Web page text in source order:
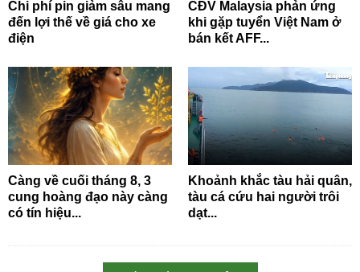
Chi phí pin giảm sâu mang
đến lợi thế về giá cho xe
điện
CĐV Malaysia phản ứng
khi gặp tuyển Việt Nam ở
bán kết AFF...
Càng về cuối tháng 8, 3
cung hoàng đạo này càng
có tín hiệu...
Khoảnh khắc tàu hải quân,
tàu cá cứu hai người trôi
dạt...